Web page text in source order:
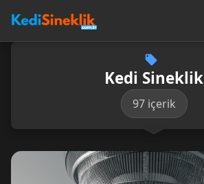
Kedi Sineklik
97 içerik